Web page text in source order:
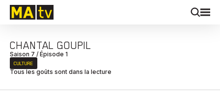
CHANTAL GOUPIL
Saison 7 / Épisode 1
CULTURE
Tous les goûts sont dans la lecture